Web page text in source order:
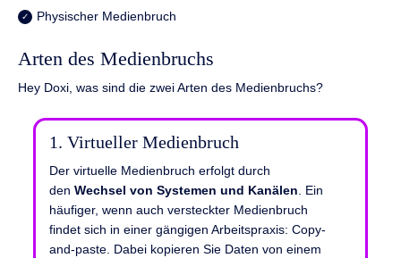
Physischer Medienbruch
Arten des Medienbruchs
Hey Doxi, was sind die zwei Arten des Medienbruchs?
1. Virtueller Medienbruch
Der virtuelle Medienbruch erfolgt durch
den Wechsel von Systemen und Kanälen . Ein
häufiger, wenn auch versteckter Medienbruch
findet sich in einer gängigen Arbeitspraxis: Copy-
and-paste. Dabei kopieren Sie Daten von einem